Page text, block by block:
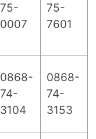
75-
0007
75-
7601
0868-
74-
3104
0868-
74-
3153